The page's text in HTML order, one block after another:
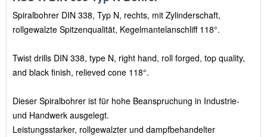
Spiralbohrer DIN 338, Typ N, rechts, mit Zylinderschaft,
rollgewalzte Spitzenqualität, Kegelmantelanschliff 118°.
Twist drills DIN 338, type N, right hand, roll forged, top quality,
and black finish, relieved cone 118°.
Dieser Spiralbohrer ist für hohe Beanspruchung in Industrie-
und Handwerk ausgelegt.
Leistungsstarker, rollgewalzter und dampfbehandelter